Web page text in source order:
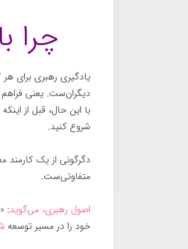
چرا
یادگیری رهبری برای
دیگران‌ست. یعنی فراهم
با این حال، قبل از
شروع کنید.
دگرگونی از یک کارمند
متفاوتی‌ست.
اصول رهبری، می‌گوید:
خود را در مسیر توسعه